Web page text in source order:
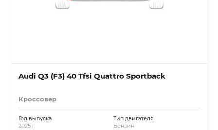
Audi Q3 (F3) 40 Tfsi Quattro Sportback
Кроссовер
Год выпуска
2025 г.
Тип двигателя
Бензин